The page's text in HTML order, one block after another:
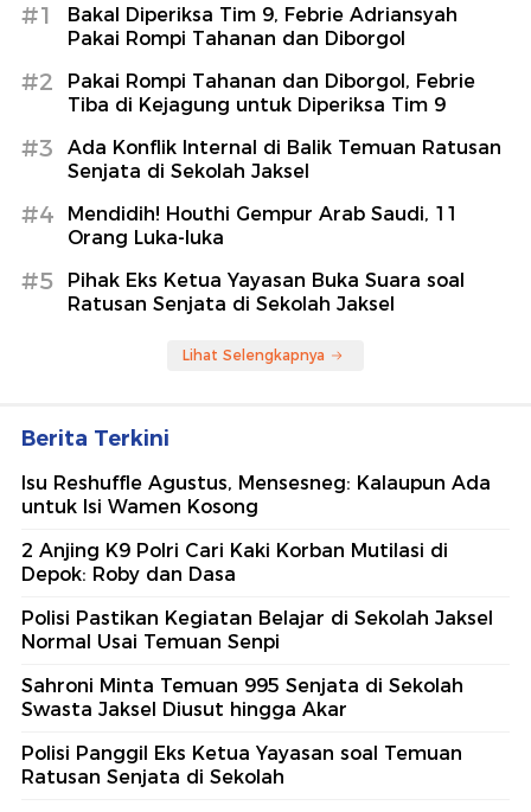
#1
Bakal Diperiksa Tim 9, Febrie Adriansyah
Pakai Rompi Tahanan dan Diborgol
#2
Pakai Rompi Tahanan dan Diborgol, Febrie
Tiba di Kejagung untuk Diperiksa Tim 9
#3
Ada Konflik Internal di Balik Temuan Ratusan
Senjata di Sekolah Jaksel
#4
Mendidih! Houthi Gempur Arab Saudi, 11
Orang Luka-luka
#5
Pihak Eks Ketua Yayasan Buka Suara soal
Ratusan Senjata di Sekolah Jaksel
Lihat Selengkapnya
Berita Terkini
Isu Reshuffle Agustus, Mensesneg: Kalaupun Ada
untuk Isi Wamen Kosong
2 Anjing K9 Polri Cari Kaki Korban Mutilasi di
Depok: Roby dan Dasa
Polisi Pastikan Kegiatan Belajar di Sekolah Jaksel
Normal Usai Temuan Senpi
Sahroni Minta Temuan 995 Senjata di Sekolah
Swasta Jaksel Diusut hingga Akar
Polisi Panggil Eks Ketua Yayasan soal Temuan
Ratusan Senjata di Sekolah